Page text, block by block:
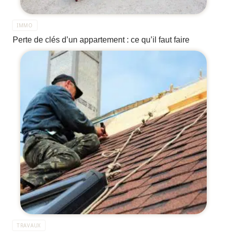
IMMO
Perte de clés d’un appartement : ce qu’il faut faire
TRAVAUX